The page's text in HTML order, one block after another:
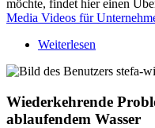
möchte, findet hier einen
Media Videos für
Weiterlesen
Wiederkehrende
ablaufendem Wasser